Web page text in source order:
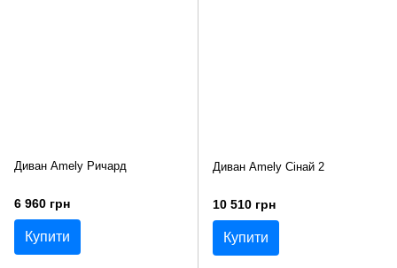
Диван Amely Ричард
6 960 грн
Купити
Диван Amely Сінай 2
10 510 грн
Купити